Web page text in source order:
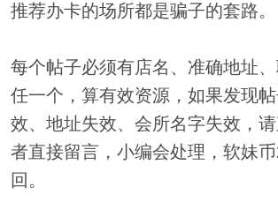
推荐办卡的场所都是骗子的套路。
每个帖子必须有店名、准确地址、
任一个，算有效资源，如果发现
效、地址失效、会所名字失效，
者直接留言，小编会处理，软妹
回。